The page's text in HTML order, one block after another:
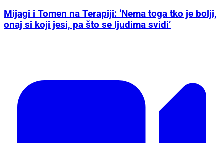
Mijagi i Tomen na Terapiji: ‘Nema toga tko je bolji,
onaj si koji jesi, pa što se ljudima svidi’